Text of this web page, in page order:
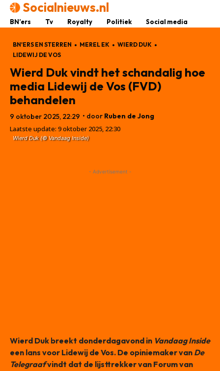
Socialnieuws.nl
BN’ers Tv Royalty Politiek Social media
BN'ERS EN STERREN MEREL EK
WIERD DUK
LIDEWIJ DE VOS
Wierd Duk vindt het schandalig hoe
media Lidewij de Vos (FVD)
behandelen
9 oktober 2025, 22:29 • door Ruben de Jong
Laatste update: 9 oktober 2025, 22:30
Wierd Duk (© Vandaag Inside)
- Advertisement -
Wierd Duk breekt donderdagavond in Vandaag Inside
een lans voor Lidewij de Vos. De opiniemaker van De
Telegraafvindt dat de lijsttrekker van Forum van